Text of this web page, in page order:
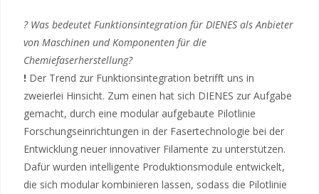
? Was bedeutet Funktionsintegration für DIENES als Anbieter
von Maschinen und Komponenten für die
Chemiefaserherstellung?
! Der Trend zur Funktionsintegration betrifft uns in
zweierlei Hinsicht. Zum einen hat sich DIENES zur Aufgabe
gemacht, durch eine modular aufgebaute Pilotlinie
Forschungseinrichtungen in der Fasertechnologie bei der
Entwicklung neuer innovativer Filamente zu unterstützen.
Dafür wurden intelligente Produktionsmodule entwickelt,
die sich modular kombinieren lassen, sodass die Pilotlinie